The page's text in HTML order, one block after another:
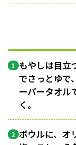
1 もやしは目立
でさっとゆで
ーパータオル
く。
2 ボウルに、オ